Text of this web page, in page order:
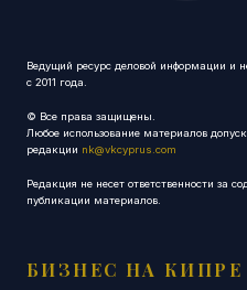
Ведущий ресурс деловой информации и
с 2011 года.
© Все права защищены.
Любое использование материалов
редакции nk@vkcyprus.com
Редакция не несет ответственности за
публикации материалов.
БИЗНЕС НА КИПРЕ